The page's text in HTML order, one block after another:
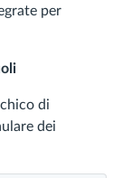
per
di
dei